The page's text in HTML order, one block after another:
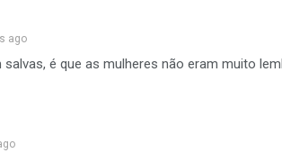
ago
é que as mulheres não eram muito